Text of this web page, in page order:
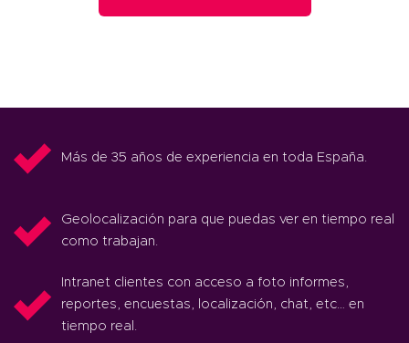
Más de 35 años de experiencia en toda España.
Geolocalización para que puedas ver en tiempo real
como trabajan.
Intranet clientes con acceso a foto informes,
reportes, encuestas, localización, chat, etc… en
tiempo real.